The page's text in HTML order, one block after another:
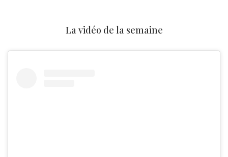
La vidéo de la semaine